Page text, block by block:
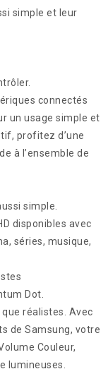
simple et leur
connectés
un usage simple et
profitez d’une
à l’ensemble de
simple.
disponibles avec
séries, musique,
Dot.
réalistes. Avec
de Samsung, votre
Couleur,
lumineuses.